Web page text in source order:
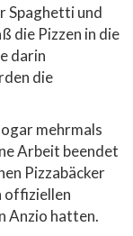
Spaghetti und
die Pizzen in die
darin
die
mehrmals
Arbeit beendet
Pizzabäcker
offiziellen
Anzio hatten.